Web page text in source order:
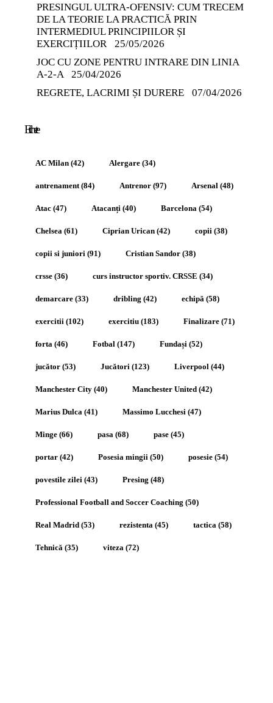
PRESINGUL ULTRA-OFENSIV: CUM TRECEM
DE LA TEORIE LA PRACTICĂ PRIN
INTERMEDIUL PRINCIPIILOR ȘI
EXERCIȚIILOR
25/05/2026
JOC CU ZONE PENTRU INTRARE DIN LINIA
A-2-A
25/04/2026
REGRETE, LACRIMI ȘI DURERE
07/04/2026
Etichete
AC Milan (42) Alergare (34)
antrenament(84) Antrenor (97) Arsenal (48)
Atac (47) Atacanți (40) Barcelona (54)
Chelsea (61) Ciprian Urican (42) copii (38)
copii si juniori (91) Cristian Sandor (38)
crsse (36) curs instructor sportiv. CRSSE (34)
demarcare (33) dribling (42) echipă (58)
exercitii (102) exercitiu (183) Finalizare (71)
forta (46) Fotbal (147) Fundași (52)
jucător (53) Jucători (123) Liverpool (44)
Manchester City (40) Manchester United (42)
Marius Dulca (41) Massimo Lucchesi (47)
Minge (66) pasa (68) pase (45)
portar (42) Posesia mingii (50) posesie (54)
povestile zilei (43) Presing (48)
Professional Football and Soccer Coaching (50)
Real Madrid (53) rezistenta (45) tactica (58)
Tehnică (35) viteza (72)